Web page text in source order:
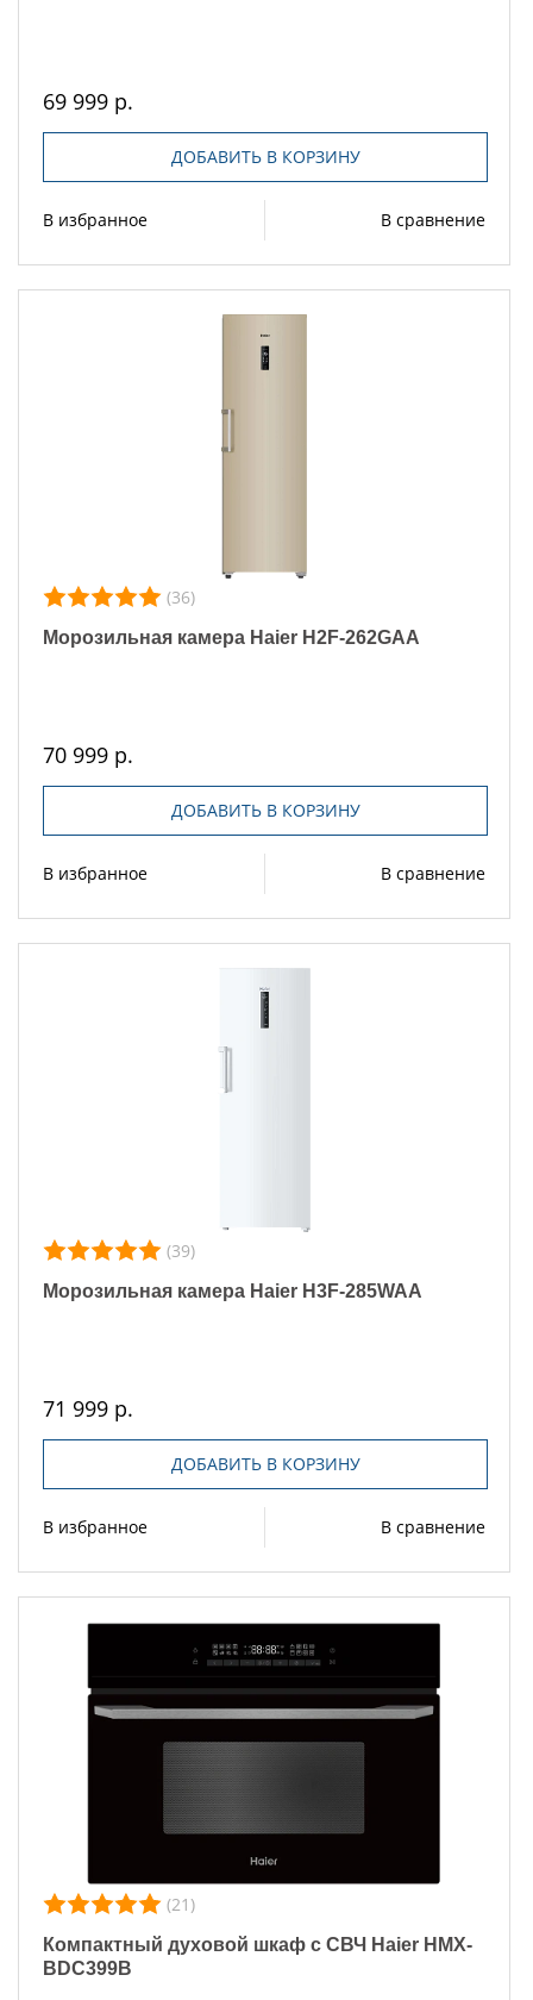
69 999 р.
ДОБАВИТЬ В КОРЗИНУ
В избранное В сравнение
(36)
Морозильная камера Haier H2F-262GAA
70 999 р.
ДОБАВИТЬ В КОРЗИНУ
В избранное В сравнение
(39)
Морозильная камера Haier H3F-285WAA
71 999 р.
ДОБАВИТЬ В КОРЗИНУ
В избранное В сравнение
(21)
Компактный духовой шкаф с СВЧ Haier HMX-
BDC399B